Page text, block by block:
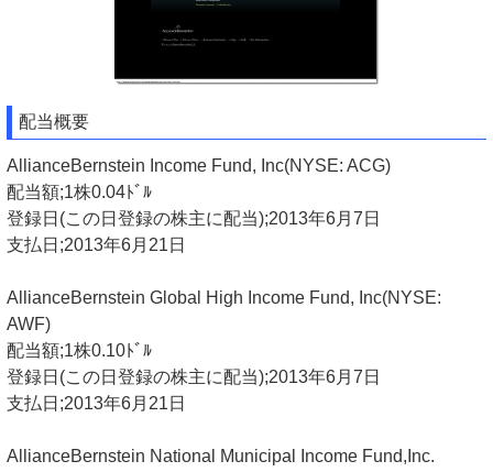
配当概要
AllianceBernstein Income Fund, Inc(NYSE: ACG)
配当額;1株0.04ﾄﾞﾙ
登録日(この日登録の株主に配当);2013年6月7日
支払日;2013年6月21日
AllianceBernstein Global High Income Fund, Inc(NYSE:
AWF)
配当額;1株0.10ﾄﾞﾙ
登録日(この日登録の株主に配当);2013年6月7日
支払日;2013年6月21日
AllianceBernstein National Municipal Income Fund,Inc.